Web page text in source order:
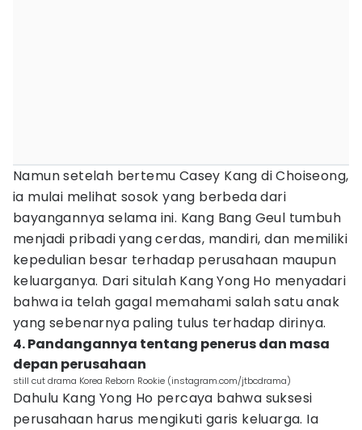
Namun setelah bertemu Casey Kang di Choiseong,
ia mulai melihat sosok yang berbeda dari
bayangannya selama ini. Kang Bang Geul tumbuh
menjadi pribadi yang cerdas, mandiri, dan memiliki
kepedulian besar terhadap perusahaan maupun
keluarganya. Dari situlah Kang Yong Ho menyadari
bahwa ia telah gagal memahami salah satu anak
yang sebenarnya paling tulus terhadap dirinya.
4. Pandangannya tentang penerus dan masa
depan perusahaan
still cut drama Korea Reborn Rookie (instagram.com/jtbcdrama)
Dahulu Kang Yong Ho percaya bahwa suksesi
perusahaan harus mengikuti garis keluarga. Ia